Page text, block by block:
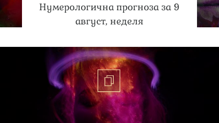
Нумерологична прогноза за 9
август, неделя